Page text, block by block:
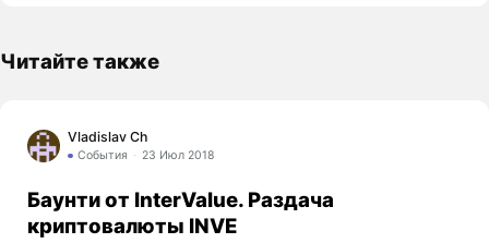
Читайте также
Vladislav Ch
События 23 Июл 2018
Баунти от InterValue. Раздача
криптовалюты INVE